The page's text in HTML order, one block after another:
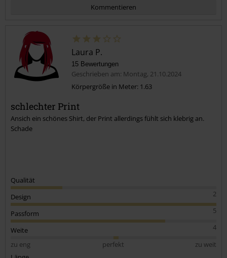
Kommentieren
Kommentar jetzt abschicken!
Laura P.
15 Bewertungen
Geschrieben am: Montag, 21.10.2024
Körpergröße in Meter: 1.63
schlechter Print
Ansich ein schönes Shirt, der Print allerdings fühlt sich klebrig an.
Schade
Qualität
2
Design
5
Passform
4
Weite
zu eng
perfekt
zu weit